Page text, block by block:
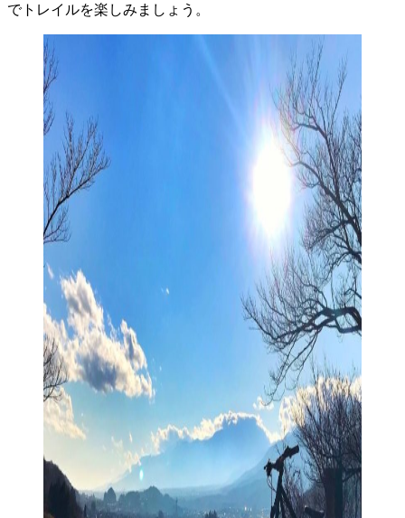
でトレイルを楽しみましょう。